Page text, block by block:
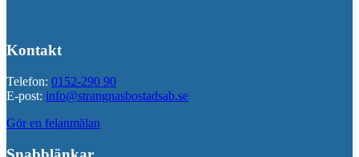
Kontakt
Telefon: 0152-290 90
E-post: info@strangnasbostadsab.se
Gör en felanmälan